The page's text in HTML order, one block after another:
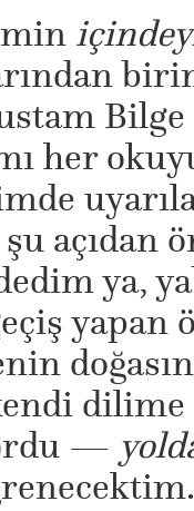
her
şu açıdan
ya,
dilime
—